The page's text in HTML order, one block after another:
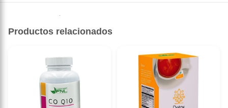
Sin descripción disponible.
Productos relacionados